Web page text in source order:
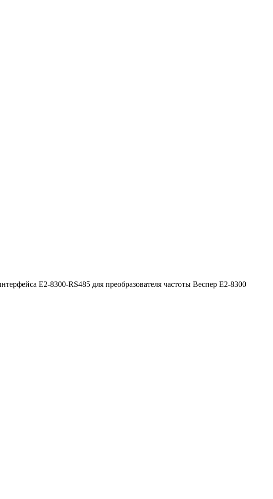
E2-8300-RS485 для преобразователя частоты Веспер Е2-8300